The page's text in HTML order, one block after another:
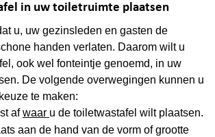
in uw toiletruimte plaatsen
u, uw gezinsleden en gasten de
handen verlaten. Daarom wilt u
ook wel fonteintje genoemd, in uw
De volgende overwegingen kunnen u
te maken:
afwaar u de toiletwastafel wilt plaatsen.
aan de hand van de vorm of grootte